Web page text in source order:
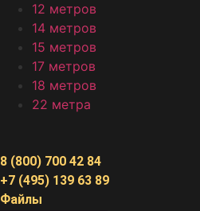
12 метров
14 метров
15 метров
17 метров
18 метров
22 метра
8 (800) 700 42 84
+7 (495) 139 63 89
Файлы